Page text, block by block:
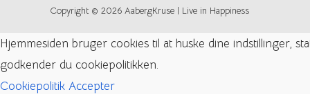
Copyright © 2026 AabergKruse | Live in Happiness
Hjemmesiden bruger cookies til at huske dine indstillinger,
godkender du cookiepolitikken.
Cookiepolitik Accepter